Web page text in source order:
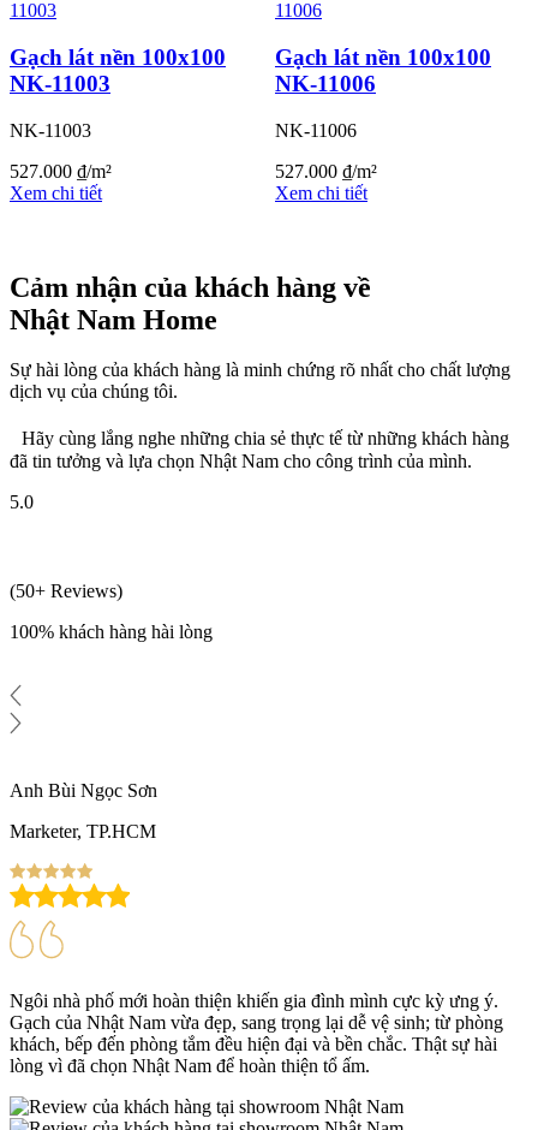
Gạch lát nền 100x100
NK-11003
NK-11003
527.000 ₫/m²
Xem chi tiết
Gạch lát nền 100x100
NK-11006
NK-11006
527.000 ₫/m²
Xem chi tiết
Cảm nhận của khách hàng về
Nhật Nam Home
Sự hài lòng của khách hàng là minh chứng rõ nhất cho chất lượng
dịch vụ của chúng tôi.
Hãy cùng lắng nghe những chia sẻ thực tế từ những khách hàng
đã tin tưởng và lựa chọn Nhật Nam cho công trình của mình.
5.0
(50+ Reviews)
100% khách hàng hài lòng
Anh Bùi Ngọc Sơn
Marketer, TP.HCM
Ngôi nhà phố mới hoàn thiện khiến gia đình mình cực kỳ ưng ý.
Gạch của Nhật Nam vừa đẹp, sang trọng lại dễ vệ sinh; từ phòng
khách, bếp đến phòng tắm đều hiện đại và bền chắc. Thật sự hài
lòng vì đã chọn Nhật Nam để hoàn thiện tổ ấm.